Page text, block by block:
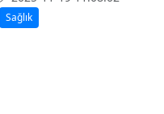
Medical Point, hekim